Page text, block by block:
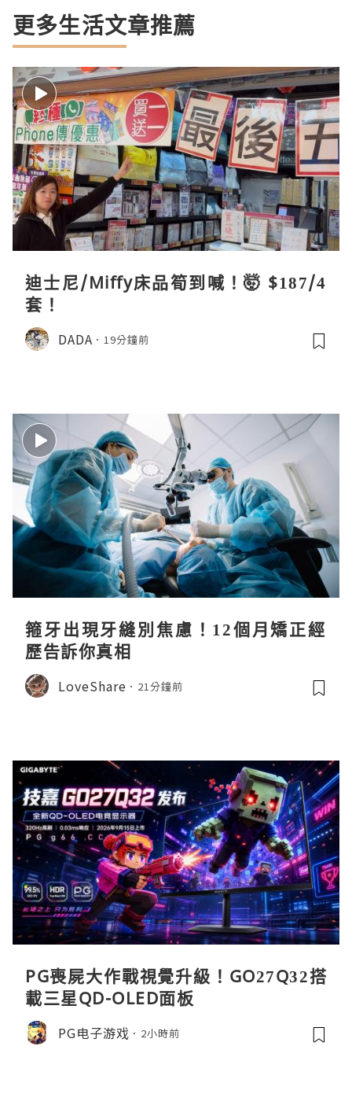
更多生活文章推薦
迪士尼/Miffy床品筍到喊！🤯 $187/4
套！
DADA 19分鐘前
箍牙出現牙縫別焦慮！12個月矯正經
歷告訴你真相
LoveShare 21分鐘前
PG喪屍大作戰視覺升級！GO27Q32搭
載三星QD-OLED面板
PG电子游戏 2小時前